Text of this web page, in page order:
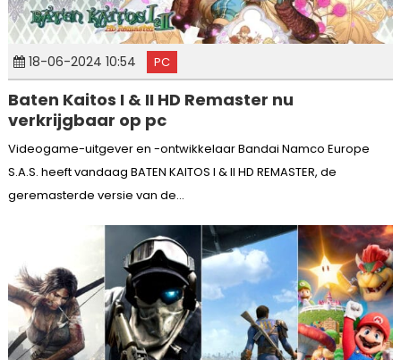
18-06-2024 10:54 PC
Baten Kaitos I & II HD Remaster nu
verkrijgbaar op pc
Videogame-uitgever en -ontwikkelaar Bandai Namco Europe
S.A.S. heeft vandaag BATEN KAITOS I & II HD REMASTER, de
geremasterde versie van de...